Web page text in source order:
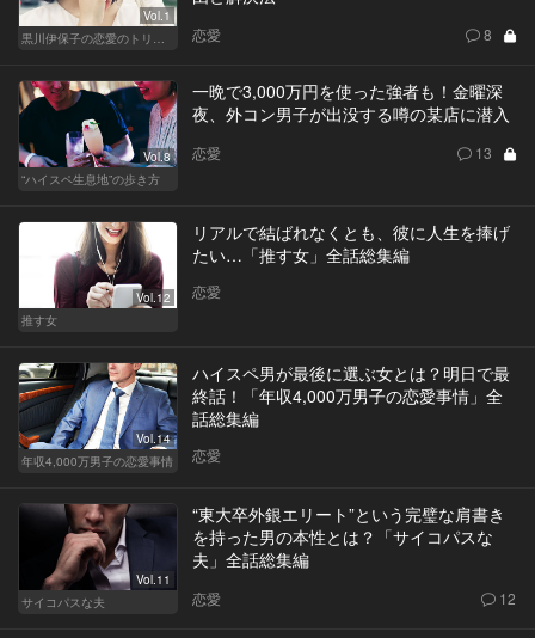
Vol.1
黒川伊保子の恋愛のトリセツ
恋愛 8
Vol.8
“ハイスペ生息地”の歩き方
一晩で3,000万円を使った強者も！金曜深
夜、外コン男子が出没する噂の某店に潜入
恋愛 13
Vol.12
推す女
リアルで結ばれなくとも、彼に人生を捧げ
たい…「推す女」全話総集編
恋愛
Vol.14
年収4,000万男子の恋愛事情
ハイスペ男が最後に選ぶ女とは？明日で最
終話！「年収4,000万男子の恋愛事情」全
話総集編
恋愛
Vol.11
サイコパスな夫
“東大卒外銀エリート”という完璧な肩書き
を持った男の本性とは？「サイコパスな
夫」全話総集編
恋愛 12